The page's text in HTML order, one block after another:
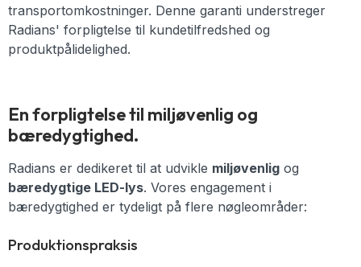
transportomkostninger. Denne garanti understreger
Radians' forpligtelse til kundetilfredshed og
produktpålidelighed.
En forpligtelse til miljøvenlig og
bæredygtighed.
Radians er dedikeret til at udvikle miljøvenlig og
bæredygtige LED-lys. Vores engagement i
bæredygtighed er tydeligt på flere nøgleområder:
Produktionspraksis